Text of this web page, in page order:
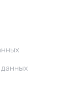
данных